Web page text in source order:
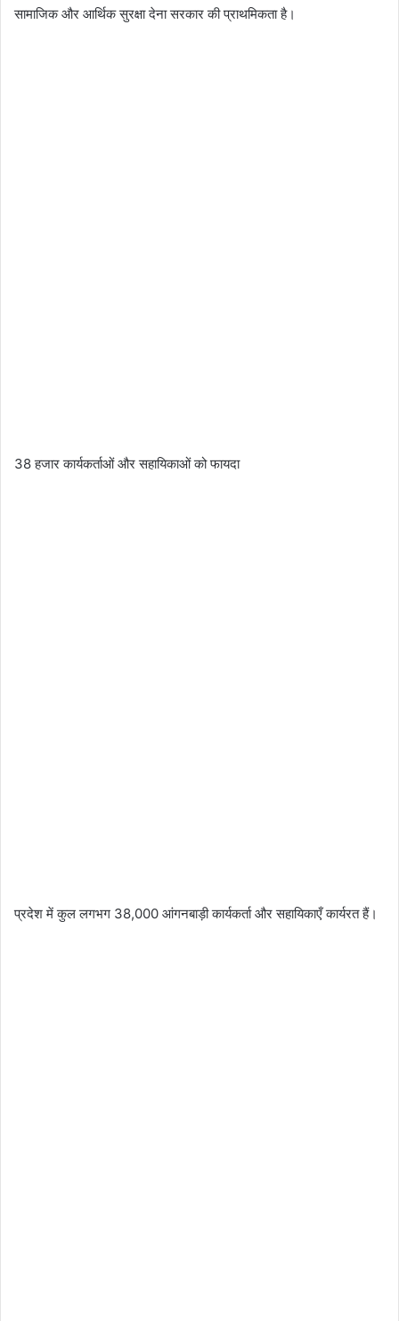
सामाजिक और आर्थिक सुरक्षा देना सरकार की प्राथमिकता है।
38 हजार कार्यकर्ताओं और सहायिकाओं को फायदा
प्रदेश में कुल लगभग 38,000 आंगनबाड़ी कार्यकर्ता और सहायिकाएँ कार्यरत हैं।